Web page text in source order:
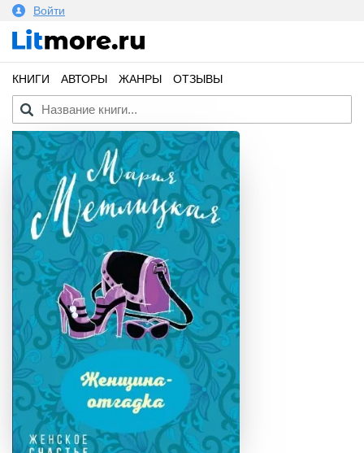
Войти
КНИГИ АВТОРЫ ЖАНРЫ ОТЗЫВЫ